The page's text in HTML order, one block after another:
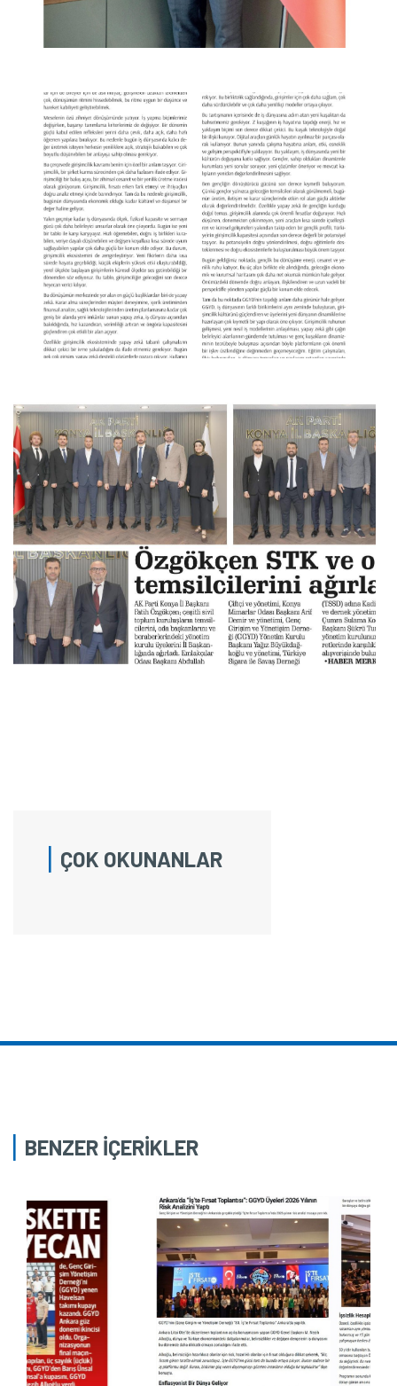
ÇOK OKUNANLAR
BENZER İÇERİKLER